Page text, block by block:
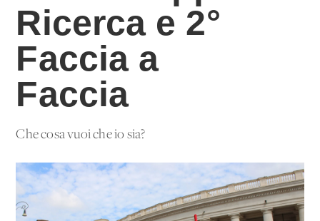
Ricerca e 2°
Faccia a
Faccia
Che cosa vuoi che io sia?